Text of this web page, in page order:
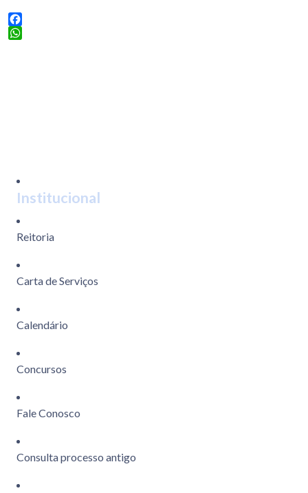
Facebook
Institucional
Reitoria
Carta de Serviços
Calendário
Concursos
Fale Conosco
Consulta processo antigo